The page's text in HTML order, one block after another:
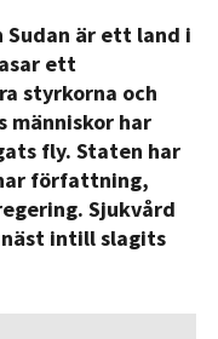
Sudan är ett land i
ett
styrkorna och
människor har
fly. Staten har
författning,
Sjukvård
näst intill slagits